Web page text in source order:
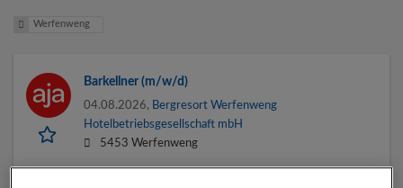
Werfenweng
Barkellner (m/w/d)
04.08.2026, Bergresort Werfenweng
Hotelbetriebsgesellschaft mbH
5453 Werfenweng